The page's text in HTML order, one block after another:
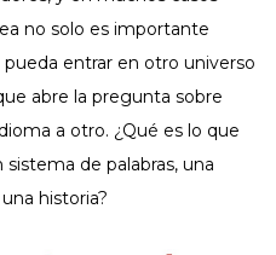
no solo es importante
entrar en otro universo
abre la pregunta sobre
a otro. ¿Qué es lo que
de palabras, una
historia?